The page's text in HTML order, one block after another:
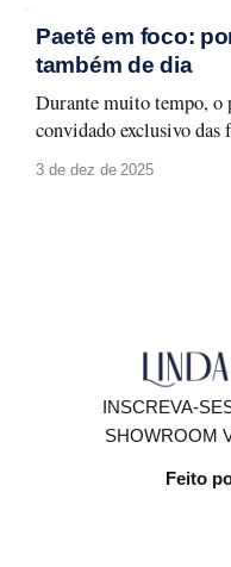
merecem atenção e que
você olha para o seu
Paetê em foco:
também de dia
Durante muito tempo, o
convidado exclusivo das
produções glamourosas,
3 de dez de 2025
INSCREVA-SE
SHOWROOM
Feito